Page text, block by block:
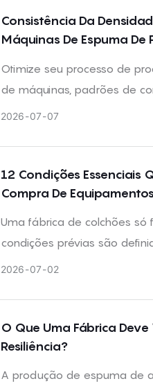
Consistência Da
Máquinas De Espuma De
Otimize seu processo de
de máquinas, padrões de
qualidade para manter a
2026 07 07
12 Condições Essenciais
Compra De
Uma fábrica de colchões só
condições prévias são
serem considerados antes
2026 07 02
O Que Uma Fábrica
Resiliência?
A produção de espuma de